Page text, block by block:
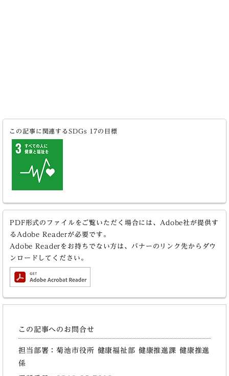
この記事に関連するSDGs 17の目標
PDF形式のファイルをご覧いただく場合には、Adobe社が提供す
るAdobe Readerが必要です。
Adobe Readerをお持ちでない方は、バナーのリンク先からダウ
ンロードしてください。
この記事へのお問合せ
担当部署：菊池市役所 健康福祉部 健康推進課 健康推進
係